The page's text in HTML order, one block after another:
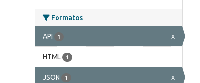
Formatos
API 1 x
HTML 1
JSON 1 x